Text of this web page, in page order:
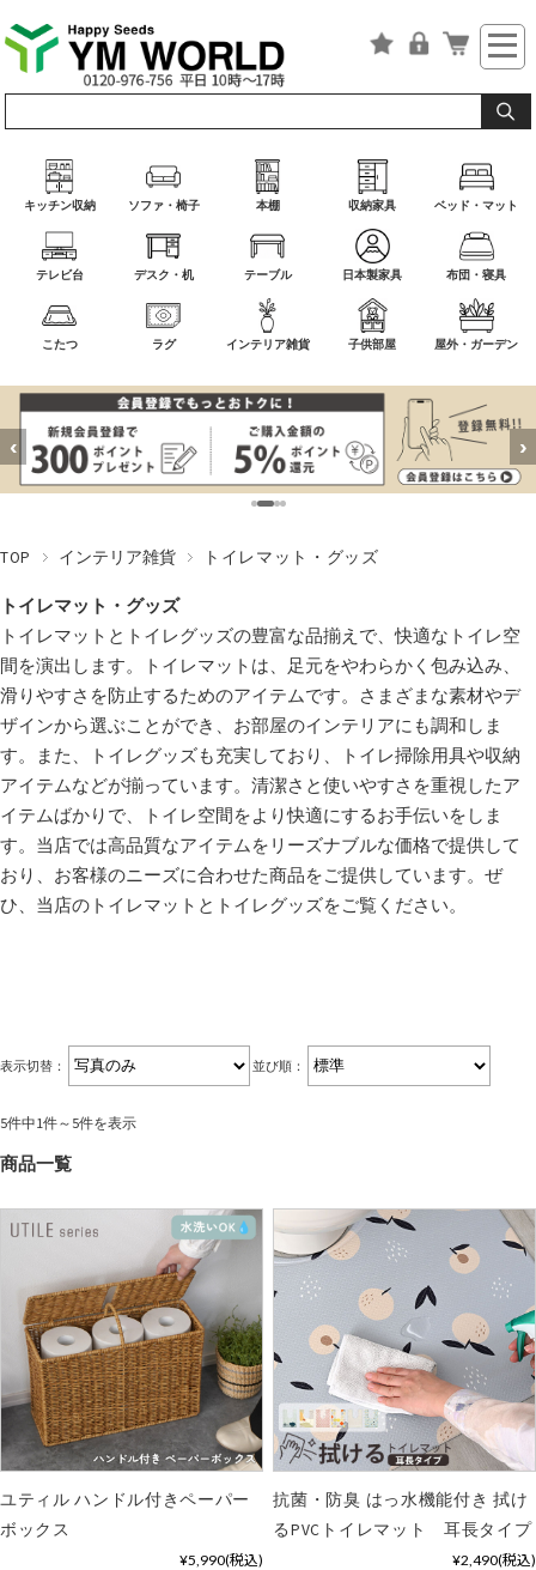
キッチン収納 ソファ・椅子 本棚 収納家具 ベッド・マット
テレビ台 デスク・机 テーブル 日本製家具 布団・寝具
こたつ ラグ インテリア雑貨 子供部屋 屋外・ガーデン
‹ ›
TOP インテリア雑貨 トイレマット・グッズ
トイレマット・グッズ
トイレマットとトイレグッズの豊富な品揃えで、快適なトイレ空
間を演出します。トイレマットは、足元をやわらかく包み込み、
滑りやすさを防止するためのアイテムです。さまざまな素材やデ
ザインから選ぶことができ、お部屋のインテリアにも調和しま
す。また、トイレグッズも充実しており、トイレ掃除用具や収納
アイテムなどが揃っています。清潔さと使いやすさを重視したア
イテムばかりで、トイレ空間をより快適にするお手伝いをしま
す。当店では高品質なアイテムをリーズナブルな価格で提供して
おり、お客様のニーズに合わせた商品をご提供しています。ぜ
ひ、当店のトイレマットとトイレグッズをご覧ください。
表示切替： 並び順：
5件中1件～5件を表示
商品一覧
ユティル ハンドル付きペーパー
ボックス
¥5,990(税込)
抗菌・防臭 はっ水機能付き 拭け
るPVCトイレマット 耳長タイプ
¥2,490(税込)